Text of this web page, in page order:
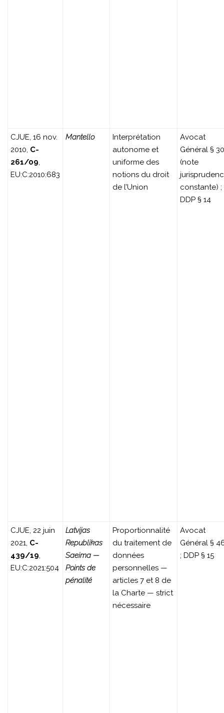
CJUE, 16 nov.
2010, C-
261/09,
EU:C:2010:683
Mantello
Interprétation
autonome et
uniforme des
notions du droit
de l’Union
Avocat
Général § 30
(note
constante) ;
DDP § 14
CJUE, 22 juin
2021, C-
439/19,
EU:C:2021:504
Latvijas
Republikas
Saeima —
Points de
pénalité
Proportionnalité
du traitement de
données
personnelles —
articles 7 et 8 de
la Charte — strict
nécessaire
Avocat
Général §
; DDP § 15